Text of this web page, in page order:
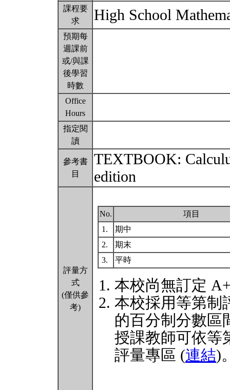
課程要
求
High School
預期每
週課前
或/與課
後學習
時數
Office
Hours
指定閱
讀
參考書
目
TEXTBOOK:
edition
評量方
式
(僅供參
考)
No.
項目
1.
期中
2.
期末
3.
平時
本校尚無訂定
本校採用等第制
的百分制分數區
授課教師可依等
評量專區 (連結)